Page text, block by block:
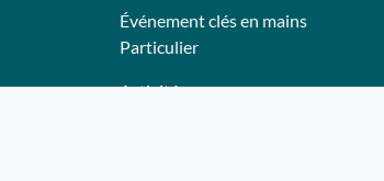
Événement clés en mains
Particulier
Activités